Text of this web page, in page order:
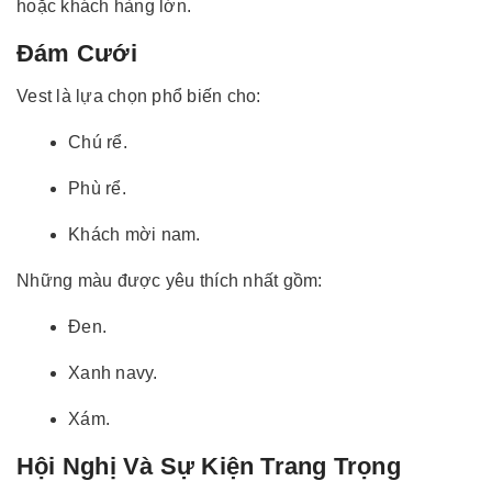
hoặc khách hàng lớn.
Đám Cưới
Vest là lựa chọn phổ biến cho:
Chú rể.
Phù rể.
Khách mời nam.
Những màu được yêu thích nhất gồm:
Đen.
Xanh navy.
Xám.
Hội Nghị Và Sự Kiện Trang Trọng